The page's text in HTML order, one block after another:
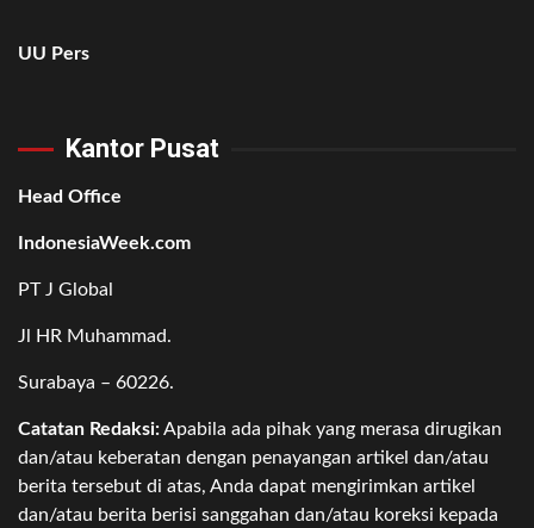
UU Pers
Kantor Pusat
Head Office
IndonesiaWeek.com
PT J Global
Jl HR Muhammad.
Surabaya – 60226.
Catatan Redaksi:Apabila ada pihak yang merasa dirugikan
dan/atau keberatan dengan penayangan artikel dan/atau
berita tersebut di atas, Anda dapat mengirimkan artikel
dan/atau berita berisi sanggahan dan/atau koreksi kepada